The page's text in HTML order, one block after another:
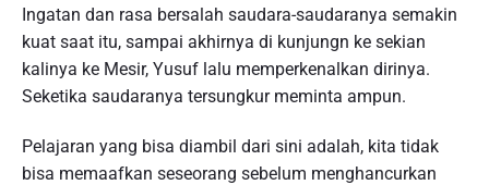
Ingatan dan rasa bersalah saudara-saudaranya semakin
kuat saat itu, sampai akhirnya di kunjungn ke sekian
kalinya ke Mesir, Yusuf lalu memperkenalkan dirinya.
Seketika saudaranya tersungkur meminta ampun.
Pelajaran yang bisa diambil dari sini adalah, kita tidak
bisa memaafkan seseorang sebelum menghancurkan